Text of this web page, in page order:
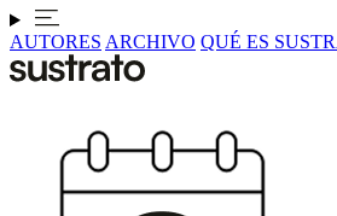
AUTORES ARCHIVO QUÉ ES